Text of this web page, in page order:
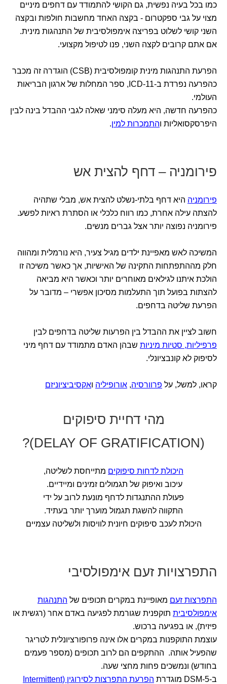
כמו בכל בעיה נפשית, גם הקושי להתמודד עם דחפים מיניים
מצוי על גבי ספקטרום - בקצה האחד מחשבות חולפות ובקצה
השני קושי לשלוט בפריצה אימפולסיבית של התנהגות מינית.
אם אתם קרובים לקצה השני, פנו לטיפול מקצועי.
הפרעת התנהגות מינית קומפולסיבית (CSB) הוגדרה זה מכבר
כהפרעה נפרדת ב-ICD-11, ספר המחלות של ארגון הבריאות
העולמי.
כהפרעה חדשה, היא מעלה סימני שאלה לגבי ההבדל בינה לבין
היפרסקסואליות והתמכרות למין.
פירומניה – דחף להצית אש
פירומניה היא דחף בלתי-נשלט להצית אש, מבלי שתהיה
להצתה עילה אחרת, כמו רווח כלכלי או הסתרת ראיות לפשע.
פירומניה נפוצה יותר אצל גברים מנשים.
המשיכה לאש מאפיינת ילדים מגיל צעיר, היא נורמלית ומהווה
חלק מההתפתחות התקינה של האישיות, אך כאשר משיכה זו
הולכת איתנו לגילאים מאוחרים יותר וכאשר היא מביאה
להצתות בפועל תוך התעלמות מסיכון אפשרי – מדובר על
הפרעת שליטה בדחפים.
חשוב לציין את ההבדל בין הפרעות שליטה בדחפים לבין
פרפיליות, סטיות מיניות שבהן האדם מתמודד עם דחף מיני
לסיפוק לא קונבציונלי.
קראו, למשל, על פרוורסיה, אורופיליה ואקסיביציוניזם
מהי דחיית סיפוקים
(DELAY OF GRATIFICATION)?
היכולת לדחות סיפוקים מתייחסת לשליטה,
עיכוב ואיפוק של תגמולים זמינים ומיידיים.
פעולת ההתנגדות לדחף מונעת לרוב על ידי
התקווה להשגת תגמול מוערך יותר בעתיד.
היכולת לעכב סיפוקים חיונית לוויסות ולשליטה עצמיים
התפרצויות זעם אימפולסיבי
התפרצות זעם מאופיינת במקרים תכופים של התנהגות
אימפולסיבית תוקפנית שגורמת לפגיעה באדם אחר (רגשית או
פיזית), או בפגיעה ברכוש.
עוצמת התוקפנות במקרים אלו אינה פרופורציונלית לטריגר
שהפעיל אותה. ההתקפים הם לרוב תכופים (מספר פעמים
בחודש) ונמשכים פחות מחצי שעה.
ב-DSM-5 מוגדרת
הפרעת התפרצות לסירוגין (Intermittent